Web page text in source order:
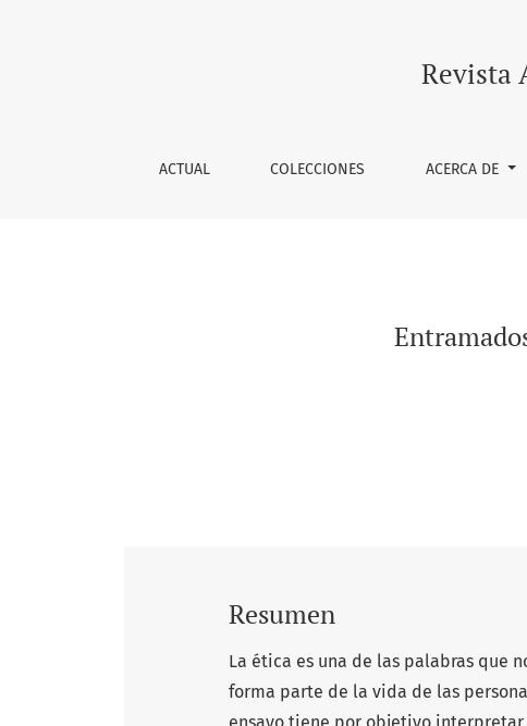
Revista
ACTUAL COLECCIONES ACERCA DE
Resumen
La ética es una de las palabras que
forma parte de la vida de las